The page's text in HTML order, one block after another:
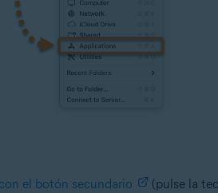
el botón secundario (pulse la